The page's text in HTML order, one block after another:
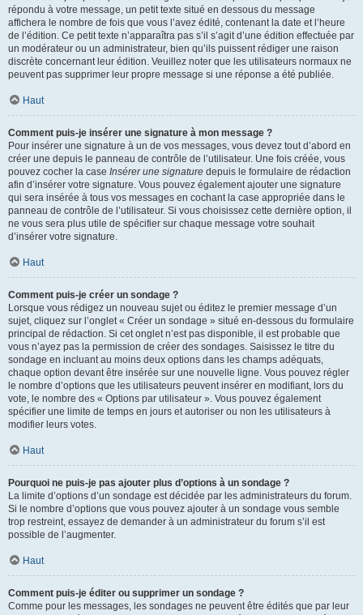
répondu à votre message, un petit texte situé en dessous du message
affichera le nombre de fois que vous l’avez édité, contenant la date et l’heure
de l’édition. Ce petit texte n’apparaîtra pas s’il s’agit d’une édition effectuée par
un modérateur ou un administrateur, bien qu’ils puissent rédiger une raison
discrète concernant leur édition. Veuillez noter que les utilisateurs normaux ne
peuvent pas supprimer leur propre message si une réponse a été publiée.
Haut
Comment puis-je insérer une signature à mon message ?
Pour insérer une signature à un de vos messages, vous devez tout d’abord en
créer une depuis le panneau de contrôle de l’utilisateur. Une fois créée, vous
pouvez cocher la case Insérer une signature depuis le formulaire de rédaction
afin d’insérer votre signature. Vous pouvez également ajouter une signature
qui sera insérée à tous vos messages en cochant la case appropriée dans le
panneau de contrôle de l’utilisateur. Si vous choisissez cette dernière option, il
ne vous sera plus utile de spécifier sur chaque message votre souhait
d’insérer votre signature.
Haut
Comment puis-je créer un sondage ?
Lorsque vous rédigez un nouveau sujet ou éditez le premier message d’un
sujet, cliquez sur l’onglet « Créer un sondage » situé en-dessous du formulaire
principal de rédaction. Si cet onglet n’est pas disponible, il est probable que
vous n’ayez pas la permission de créer des sondages. Saisissez le titre du
sondage en incluant au moins deux options dans les champs adéquats,
chaque option devant être insérée sur une nouvelle ligne. Vous pouvez régler
le nombre d’options que les utilisateurs peuvent insérer en modifiant, lors du
vote, le nombre des « Options par utilisateur ». Vous pouvez également
spécifier une limite de temps en jours et autoriser ou non les utilisateurs à
modifier leurs votes.
Haut
Pourquoi ne puis-je pas ajouter plus d’options à un sondage ?
La limite d’options d’un sondage est décidée par les administrateurs du forum.
Si le nombre d’options que vous pouvez ajouter à un sondage vous semble
trop restreint, essayez de demander à un administrateur du forum s’il est
possible de l’augmenter.
Haut
Comment puis-je éditer ou supprimer un sondage ?
Comme pour les messages, les sondages ne peuvent être édités que par leur